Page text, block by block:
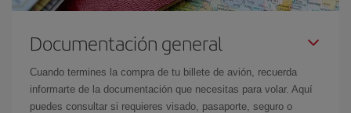
Documentación general
Cuando termines la compra de tu billete de avión, recuerda
informarte de la documentación que necesitas para volar. Aquí
puedes consultar si requieres visado, pasaporte, seguro o